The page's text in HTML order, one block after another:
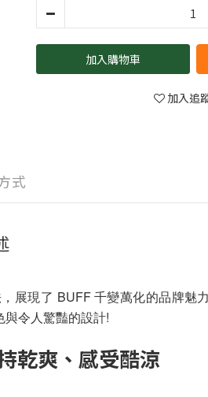
加入購物車
加入追
式
展現了 BUFF 千變萬化的品牌魅
令人驚豔的設計!
乾爽、感受酷涼